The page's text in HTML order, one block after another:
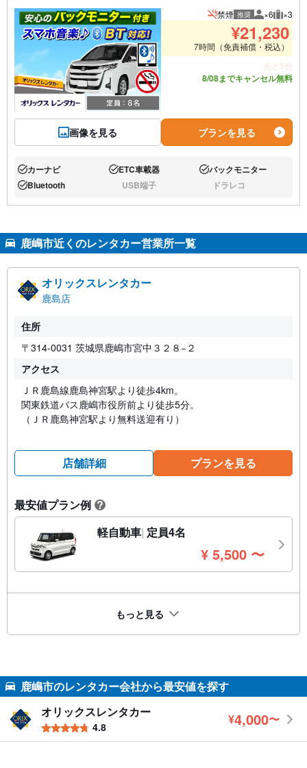
画像を見る
禁煙 推奨 推奨人数
×6 推奨
×3
¥21,230
7時間（免責補償・税込）
8/08までキャンセル無料
プランを見る
あり:カーナビ あり:ETC車載器 あり:バックモニター
あり:Bluetooth なし:USB端子 なし:ドラレコ
鹿嶋市近くのレンタカー営業所一覧
オリックスレンタカー
鹿島店
住所
〒314-0031 茨城県鹿嶋市宮中３２８−２
アクセス
ＪＲ鹿島線鹿島神宮駅より徒歩4km。
関東鉄道バス鹿嶋市役所前より徒歩5分。
（ＪＲ鹿島神宮駅より無料送迎有り）
店舗詳細 プランを見る
最安値プラン例 ?
軽自動車 定員4名
¥ 5,500 円
〜
もっと見る
鹿嶋市のレンタカー会社から最安値を探す
オリックスレンタカー
4.8
¥4,000 円
〜